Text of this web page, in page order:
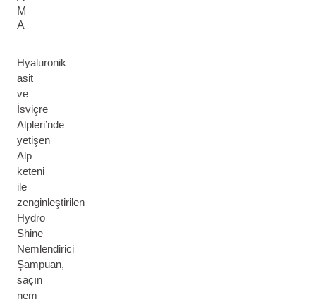
M
A
Hyaluronik
asit
ve
İsviçre
Alpleri’nde
yetişen
Alp
keteni
ile
zenginleştirilen
Hydro
Shine
Nemlendirici
Şampuan,
saçın
nem